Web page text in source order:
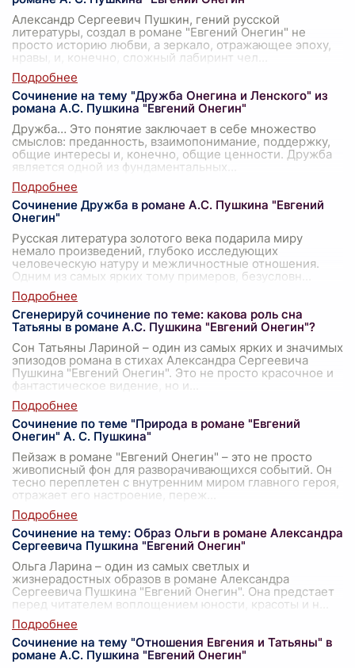
Александр Сергеевич Пушкин, гений русской
литературы, создал в романе "Евгений Онегин" не
просто историю любви, а зеркало, отражающее эпоху,
нравы, и, конечно, сложный лабиринт чел
Сочинение на тему "Дружба Онегина и Ленского" из
романа А.С. Пушкина "Евгений Онегин"
Дружба… Это понятие заключает в себе множество
смыслов: преданность, взаимопонимание, поддержку,
общие интересы и, конечно, общие ценности. Дружба
является одной из фундаментальных
Сочинение Дружба в романе А.С. Пушкина "Евгений
Онегин"
Русская литература золотого века подарила миру
немало произведений, глубоко исследующих
человеческую натуру и межличностные отношения.
Одним из самых ярких тому примеров, безусловн
Сгенерируй сочинение по теме: какова роль сна
Татьяны в романе А.С. Пушкина "Евгений Онегин"?
Сон Татьяны Лариной – один из самых ярких и значимых
эпизодов романа в стихах Александра Сергеевича
Пушкина "Евгений Онегин". Это не просто красочное и
фантастическое видение, но и
Сочинение по теме "Природа в романе "Евгений
Онегин" А. С. Пушкина"
Пейзаж в романе "Евгений Онегин" – это не просто
живописный фон для разворачивающихся событий. Он
тесно переплетен с внутренним миром главного героя,
отражает его настроение, переж
Сочинение на тему: Образ Ольги в романе Александра
Сергеевича Пушкина "Евгений Онегин"
Ольга Ларина – один из самых светлых и
жизнерадостных образов в романе Александра
Сергеевича Пушкина "Евгений Онегин". Она предстает
перед читателем воплощением юности, красоты и н
Сочинение на тему "Отношения Евгения и Татьяны" в
романе А.С. Пушкина "Евгений Онегин"